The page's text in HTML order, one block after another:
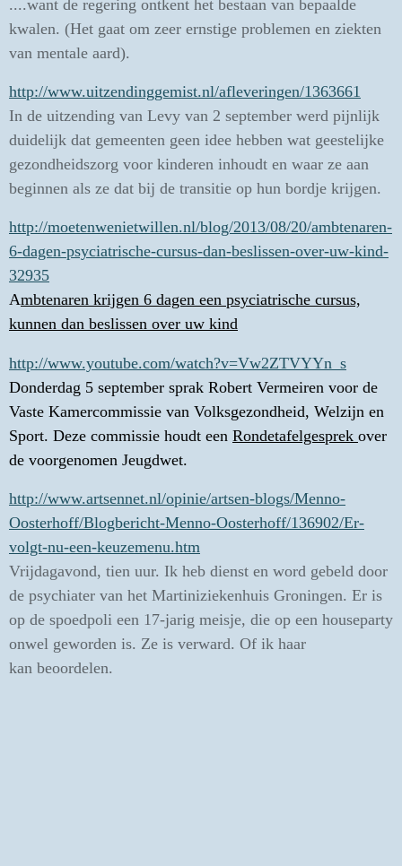
....want de regering ontkent het bestaan van bepaalde
kwalen. (Het gaat om zeer ernstige problemen en ziekten
van mentale aard).
http://www.uitzendinggemist.nl/afleveringen/1363661
In de uitzending van Levy van 2 september werd pijnlijk
duidelijk dat gemeenten geen idee hebben wat geestelijke
gezondheidszorg voor kinderen inhoudt en waar ze aan
beginnen als ze dat bij de transitie op hun bordje krijgen.
http://moetenwenietwillen.nl/blog/2013/08/20/ambtenaren-
6-dagen-psyciatrische-cursus-dan-beslissen-over-uw-kind-
32935
Ambtenaren krijgen 6 dagen een psyciatrische cursus,
kunnen dan beslissen over uw kind
http://www.youtube.com/watch?v=Vw2ZTVYYn_s
Donderdag 5 september sprak Robert Vermeiren voor de
Vaste Kamercommissie van Volksgezondheid, Welzijn en
Sport. Deze commissie houdt een Rondetafelgesprek over
de voorgenomen Jeugdwet.
http://www.artsennet.nl/opinie/artsen-blogs/Menno-
Oosterhoff/Blogbericht-Menno-Oosterhoff/136902/Er-
volgt-nu-een-keuzemenu.htm
Vrijdagavond, tien uur. Ik heb dienst en word gebeld door
de psychiater van het Martiniziekenhuis Groningen. Er is
op de spoedpoli een 17-jarig meisje, die op een houseparty
onwel geworden is. Ze is verward. Of ik haar
kan beoordelen.